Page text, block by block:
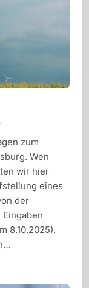
zum
Wen
wir hier
eines
der
8.10.2025).